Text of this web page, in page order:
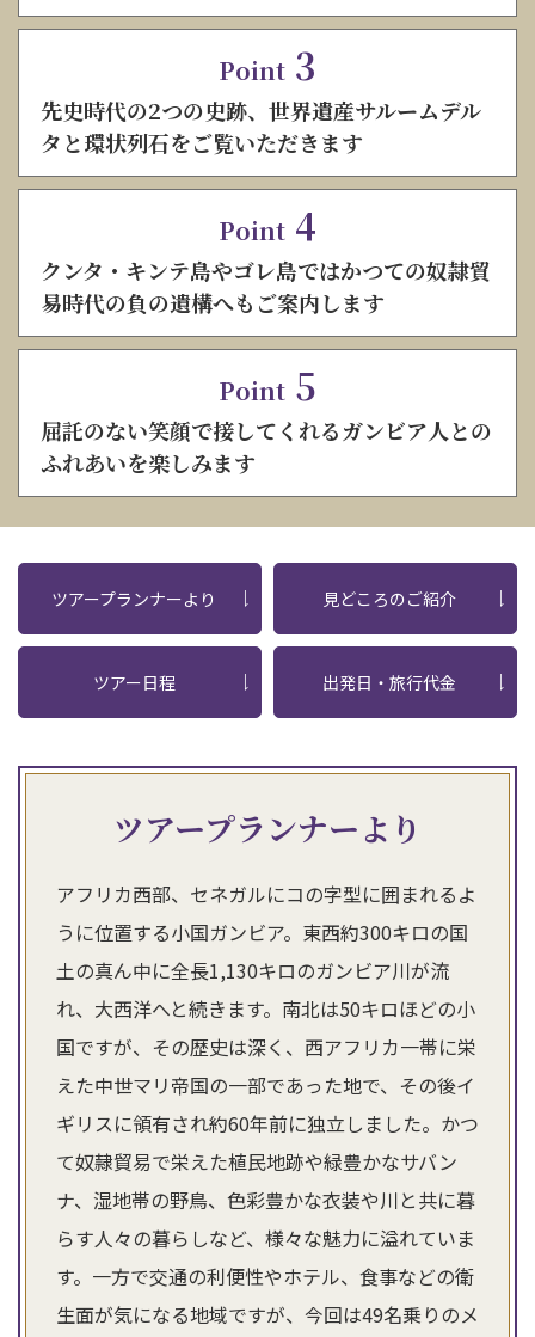
Point 3
先史時代の2つの史跡、世界遺産サルームデル
タと環状列石をご覧いただきます
Point 4
クンタ・キンテ島やゴレ島ではかつての奴隷貿
易時代の負の遺構へもご案内します
Point 5
屈託のない笑顔で接してくれるガンビア人との
ふれあいを楽しみます
ツアープランナーより 見どころのご紹介
ツアー日程 出発日・旅行代金
ツアープランナーより
アフリカ西部、セネガルにコの字型に囲まれるよ
うに位置する小国ガンビア。東西約300キロの国
土の真ん中に全長1,130キロのガンビア川が流
れ、大西洋へと続きます。南北は50キロほどの小
国ですが、その歴史は深く、西アフリカ一帯に栄
えた中世マリ帝国の一部であった地で、その後イ
ギリスに領有され約60年前に独立しました。かつ
て奴隷貿易で栄えた植民地跡や緑豊かなサバン
ナ、湿地帯の野鳥、色彩豊かな衣装や川と共に暮
らす人々の暮らしなど、様々な魅力に溢れていま
す。一方で交通の利便性やホテル、食事などの衛
生面が気になる地域ですが、今回は49名乗りのメ